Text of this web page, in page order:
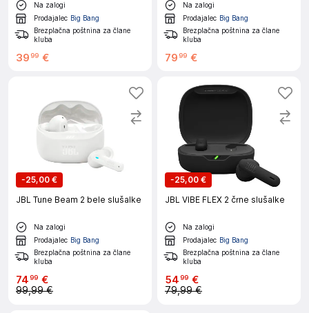
Na zalogi
Prodajalec Big Bang
Brezplačna poštnina za člane
kluba
39 99 €
Na zalogi
Prodajalec Big Bang
Brezplačna poštnina za člane
kluba
79 99 €
-25,00 €
JBL Tune Beam 2 bele slušalke
Na zalogi
Prodajalec Big Bang
Brezplačna poštnina za člane
kluba
7499 €
99,99 €
-25,00 €
JBL VIBE FLEX 2 črne slušalke
Na zalogi
Prodajalec Big Bang
Brezplačna poštnina za člane
kluba
5499 €
79,99 €